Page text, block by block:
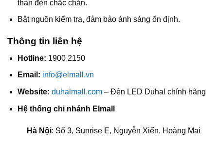
thân đèn chắc chắn.
Bật nguồn kiểm tra, đảm bảo ánh sáng ổn định.
Thông tin liên hệ
Hotline: 1900 2150
Email: info@elmall.vn
Website: duhalmall.com– Đèn LED Duhal chính hãng
Hệ thống chi nhánh Elmall
Hà Nội: Số 3, Sunrise E, Nguyễn Xiển, Hoàng Mai